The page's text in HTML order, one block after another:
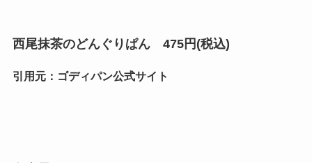
西尾抹茶のどんぐりぱん 475円(税込)
引用元：ゴディパン公式サイト